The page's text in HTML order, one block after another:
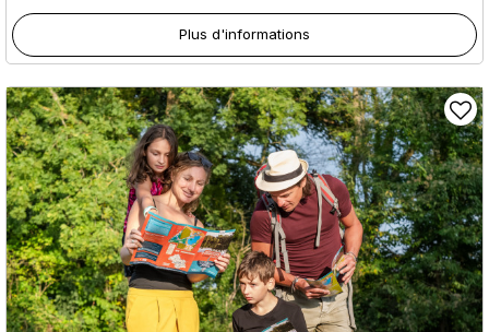
Plus d'informations